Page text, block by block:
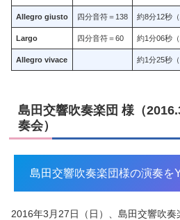
Allegro giusto 四分音符＝138 約8分12秒（
Largo 四分音符＝60 約1分06秒（
Allegro vivace 約1分25秒
島田交響吹奏楽団 様（
奏会）
島田交響吹奏楽団様の演奏を
2016年3月27日（日）、島田交響吹